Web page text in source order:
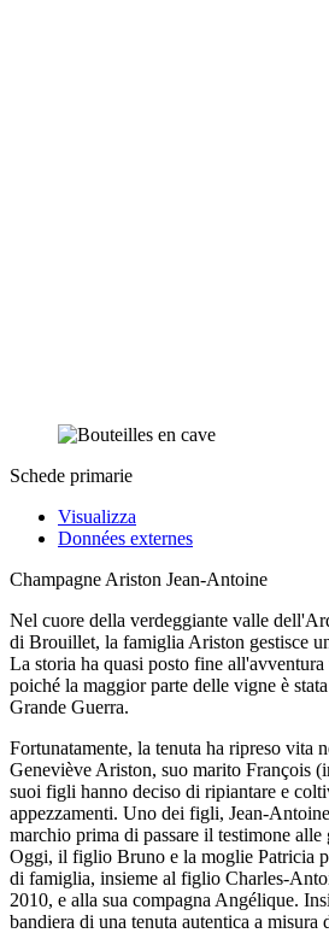
Schede primarie
Visualizza
Données externes
Champagne Ariston Jean-Antoine
Nel cuore della verdeggiante valle
di Brouillet, la famiglia Ariston gestisce
La storia ha quasi posto fine
poiché la maggior parte delle vigne è
Grande Guerra.
Fortunatamente, la tenuta ha ripreso vita
Geneviève Ariston, suo marito François
suoi figli hanno deciso di ripiantare e
appezzamenti. Uno dei figli, Jean-
marchio prima di passare il testimone alle
Oggi, il figlio Bruno e la moglie Patricia
di famiglia, insieme al figlio Charles-
2010, e alla sua compagna Angélique.
bandiera di una tenuta autentica a misura